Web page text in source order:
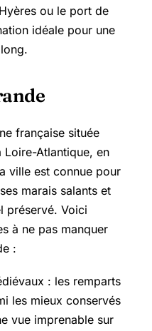
ou le port de
idéale pour une
française située
Loire-Atlantique, en
ville est connue pour
marais salants et
préservé. Voici
à ne pas manquer
:
: les remparts
les mieux conservés
vue imprenable sur